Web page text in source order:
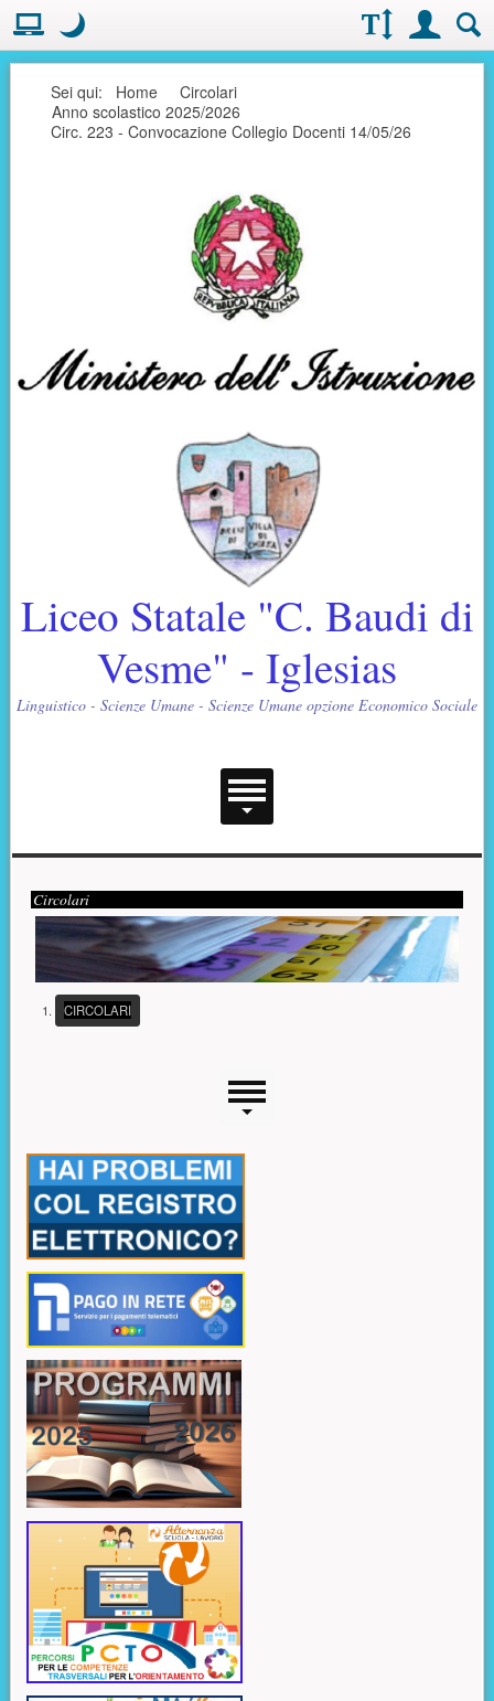
Visualizzazione:
Layout normale. Passa alla modalità desktop
Modo notte
Modo notte: questa modalità imposta un basso contrasto.
Casella
Dimensioni testo:
Accesso
Seguici
Sei qui: Home
Circolari
Anno scolastico 2025/2026
Circ. 223 - Convocazione Collegio Docenti 14/05/26
Liceo Statale "C. Baudi di
Vesme" - Iglesias
Linguistico - Scienze Umane - Scienze Umane opzione Economico Sociale
Menu principale
Presentazione
Circolari
CIRCOLARI(PULSANTE PRESENTAZIONE)
Menu laterale
Risorse aggiuntive (colonna di sinistra)